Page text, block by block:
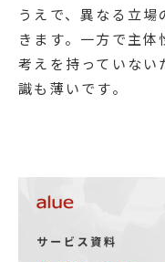
うえで、異なる立
きます。一方で主
考えを持っていない
識も薄いです。